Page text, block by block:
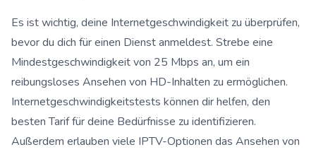
Es ist wichtig, deine Internetgeschwindigkeit zu überprüfen,
bevor du dich für einen Dienst anmeldest. Strebe eine
Mindestgeschwindigkeit von 25 Mbps an, um ein
reibungsloses Ansehen von HD-Inhalten zu ermöglichen.
Internetgeschwindigkeitstests können dir helfen, den
besten Tarif für deine Bedürfnisse zu identifizieren.
Außerdem erlauben viele IPTV-Optionen das Ansehen von